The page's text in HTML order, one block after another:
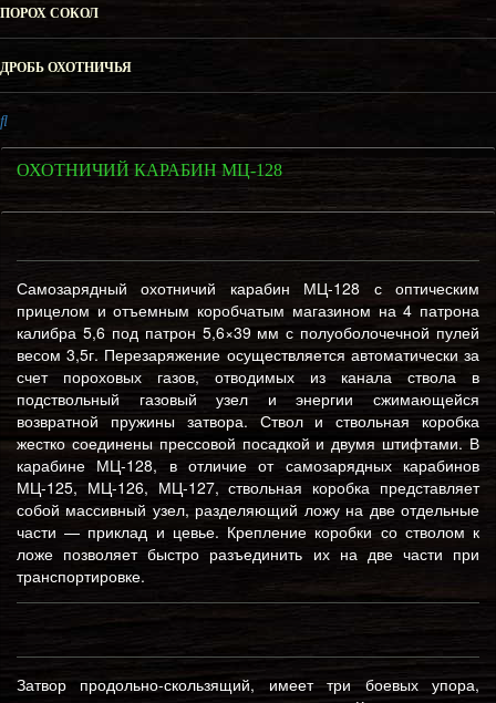
ПОРОХ СОКОЛ
ДРОБЬ ОХОТНИЧЬЯ
ОХОТНИЧИЙ КАРАБИН МЦ-128
Самозарядный охотничий карабин МЦ-128 с оптическим
прицелом и отъемным коробчатым магазином на 4 патрона
калибра 5,6 под патрон 5,6×39 мм с полуоболочечной пулей
весом 3,5г. Перезаряжение осуществляется автоматически за
счет пороховых газов, отводимых из канала ствола в
подствольный газовый узел и энергии сжимающейся
возвратной пружины затвора. Ствол и ствольная коробка
жестко соединены прессовой посадкой и двумя штифтами. В
карабине МЦ-128, в отличие от самозарядных карабинов
МЦ-125, МЦ-126, МЦ-127, ствольная коробка представляет
собой массивный узел, разделяющий ложу на две отдельные
части — приклад и цевье. Крепление коробки со стволом к
ложе позволяет быстро разъединить их на две части при
транспортировке.
Затвор продольно-скользящий, имеет три боевых упора,